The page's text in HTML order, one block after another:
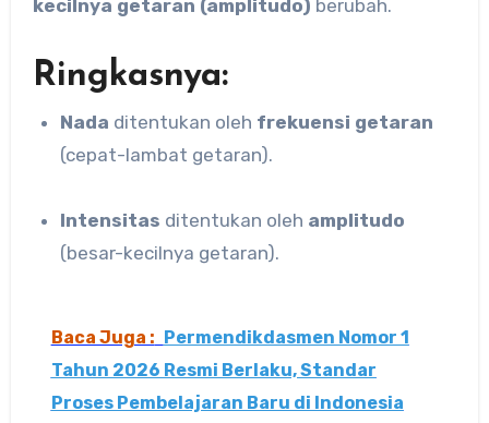
kecilnya getaran (amplitudo) berubah.
Ringkasnya:
Nada ditentukan oleh frekuensi getaran
(cepat-lambat getaran).
Intensitas ditentukan oleh amplitudo
(besar-kecilnya getaran).
Baca Juga : Permendikdasmen Nomor 1
Tahun 2026 Resmi Berlaku, Standar
Proses Pembelajaran Baru di Indonesia